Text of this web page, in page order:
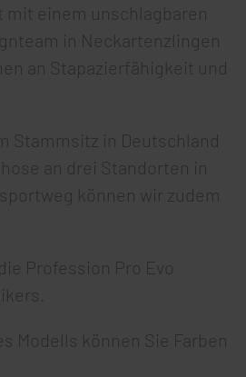
mit einem unschlagbaren
in Neckartenzlingen
an Stapazierfähigkeit und
Stammsitz in Deutschland
an drei Standorten in
können wir zudem
Profession Pro Evo
Modells können Sie Farben